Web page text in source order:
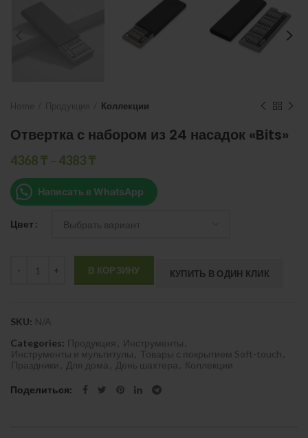
Коллекции
Отвертка с набором из 24 насадок «Bits»
4368₸ – 4383₸
Написать в WhatsApp
Цвет
В КОРЗИНУ КУПИТЬ В ОДИН КЛИК
SKU: N/A
Categories: Продукция Инструменты
Инструменты и мультитулы
Товары с покрытием Soft-touch
Праздники
Для дома День шахтера Коллекции
Поделиться